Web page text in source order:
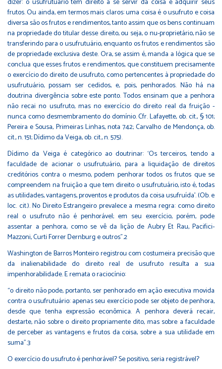
frutos. Ou ainda, em termos mais claros: uma coisa é o usufruto e coisa
diversa são os frutos e rendimentos, tanto assim que os bens continuam
na propriedade do titular desse direito, ou seja, o nu-proprietário, não se
transferindo para o usufrutuário, enquanto os frutos e rendimentos são
de propriedade exclusiva deste. Ora, se assim é, manda a lógica que se
conclua que esses frutos e rendimentos, que constituem precisamente
o exercício do direito de usufruto, como pertencentes à propriedade do
usufrutuário, possam ser cedidos, e, pois, penhorados. Não há na
doutrina divergência sobre este ponto. Todos ensinam que a penhora
não recai no usufruto, mas no exercício do direito real da fruição -
nunca como desmembramento do domínio. Cfr. Lafayette, ob. cit., § 101;
Pereira e Sousa, Primeiras Linhas, nota 742; Carvalho de Mendonça, ob.
cit., n. 151; Dídimo da Veiga, ob. cit., n. 575).
Dídimo da Veiga é categórico ao doutrinar: ‘Os terceiros, tendo a
faculdade de acionar o usufrutuário, para a liquidação de direitos
creditórios contra o mesmo, podem penhorar todos os frutos que se
compreendem na fruição a que tem direito o usufrutuário, isto é, todas
as utilidades, vantagens, proventos e produtos da coisa usufruída’. (Ob. e
loc. cit.). No Direito Estrangeiro prevalece a mesma regra: como direito
real o usufruto não é penhorável; em seu exercício, porém, pode
assentar a penhora, como se vê da lição de Aubry Et Rau, Pacifici-
Mazzoni, Curti Forrer Dernburg e outros”.2
Washington de Barros Monteiro registrou com costumeira precisão que
da inalienabilidade do direito real de usufruto resulta a sua
impenhorabilidade. E remata o raciocínio:
“o direito não pode, portanto, ser penhorado em ação executiva movida
contra o usufrutuário: apenas seu exercício pode ser objeto de penhora,
desde que tenha expressão econômica. A penhora deverá recair,
destarte, não sobre o direito propriamente dito, mas sobre a faculdade
de perceber as vantagens e frutos da coisa, sobre a sua utilidade em
suma”.3
O exercício do usufruto é penhorável? Se positivo, seria registrável?